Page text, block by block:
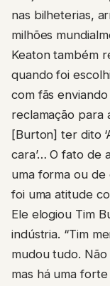
nas bilheterias,
milhões
Keaton também
quando foi
com fãs
reclamação para
[Burton] ter dito
cara’… O fato de
uma forma ou
foi uma atitude
Ele elogiou Tim
indústria. “Tim
mudou tudo.
mas há uma